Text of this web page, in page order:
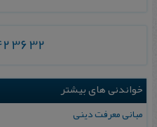
36 32
خواندنی های بیشتر
مبانی‌ معرفت‌ دینی‌